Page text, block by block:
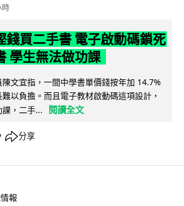
時
錢買二手書 電子啟動碼鎖死
學生無法做功課
文宜指，一間中學書單價錢按年加 14.7%
以負擔。而且電子教材啟動碼這項設計，
，二手...
閱讀全文
分享
報